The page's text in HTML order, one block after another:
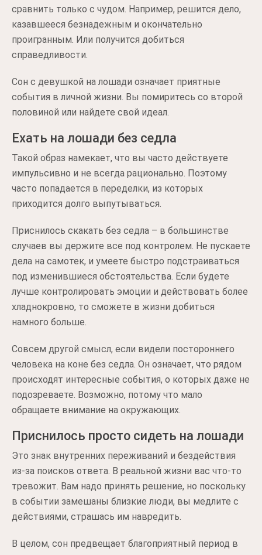
сравнить только с чудом. Например, решится дело,
казавшееся безнадежным и окончательно
проигранным. Или получится добиться
справедливости.
Сон с девушкой на лошади означает приятные
события в личной жизни. Вы помиритесь со второй
половиной или найдете свой идеал.
Ехать на лошади без седла
Такой образ намекает, что вы часто действуете
импульсивно и не всегда рационально. Поэтому
часто попадается в переделки, из которых
приходится долго выпутываться.
Приснилось скакать без седла – в большинстве
случаев вы держите все под контролем. Не пускаете
дела на самотек, и умеете быстро подстраиваться
под изменившиеся обстоятельства. Если будете
лучше контролировать эмоции и действовать более
хладнокровно, то сможете в жизни добиться
намного больше.
Совсем другой смысл, если видели постороннего
человека на коне без седла. Он означает, что рядом
происходят интересные события, о которых даже не
подозреваете. Возможно, потому что мало
обращаете внимание на окружающих.
Приснилось просто сидеть на лошади
Это знак внутренних переживаний и бездействия
из-за поисков ответа. В реальной жизни вас что-то
тревожит. Вам надо принять решение, но поскольку
в событии замешаны близкие люди, вы медлите с
действиями, страшась им навредить.
В целом, сон предвещает благоприятный период в